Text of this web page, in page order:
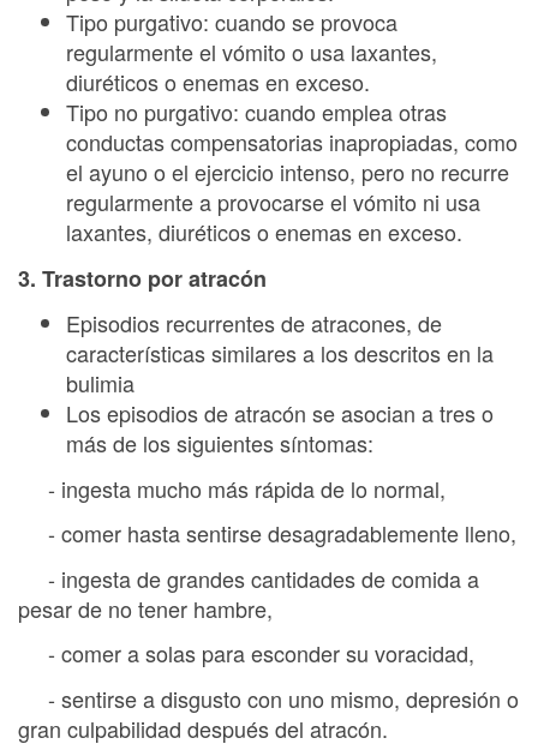
Tipo purgativo: cuando se provoca
regularmente el vómito o usa laxantes,
diuréticos o enemas en exceso.
Tipo no purgativo: cuando emplea otras
conductas compensatorias inapropiadas, como
el ayuno o el ejercicio intenso, pero no recurre
regularmente a provocarse el vómito ni usa
laxantes, diuréticos o enemas en exceso.
3. Trastorno por atracón
Episodios recurrentes de atracones, de
características similares a los descritos en la
bulimia
Los episodios de atracón se asocian a tres o
más de los siguientes síntomas:
- ingesta mucho más rápida de lo normal,
- comer hasta sentirse desagradablemente lleno,
- ingesta de grandes cantidades de comida a
pesar de no tener hambre,
- comer a solas para esconder su voracidad,
- sentirse a disgusto con uno mismo, depresión o
gran culpabilidad después del atracón.